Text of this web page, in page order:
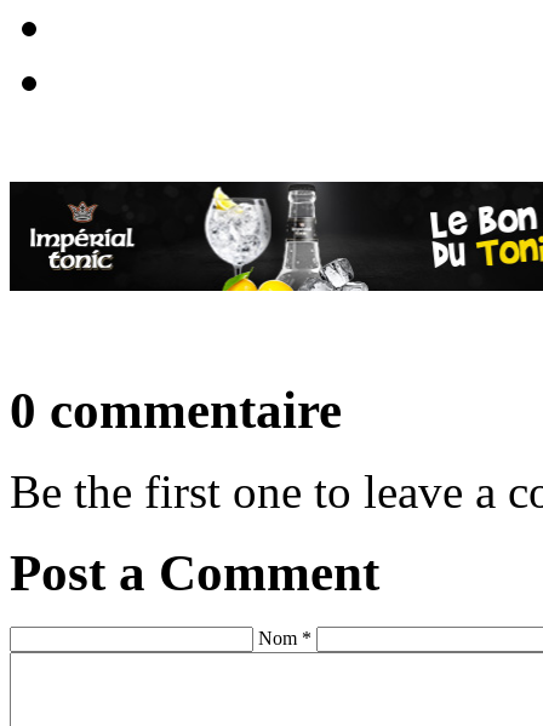
0 commentaire
Be the first one to leave a
Post a Comment
Nom *